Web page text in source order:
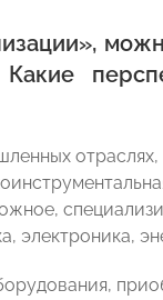
электроника,